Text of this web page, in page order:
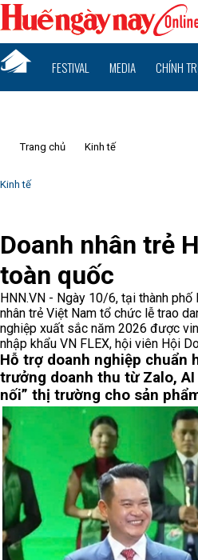
FESTIVAL MEDIA CHÍNH
Trang chủ Kinh tế
Kinh tế
Doanh nhân trẻ
toàn quốc
HNN.VN - Ngày 10/6, tại thành
nhân trẻ Việt Nam tổ chức lễ trao
nghiệp xuất sắc năm 2026 được
nhập khẩu VN FLEX, hội viên Hội
Hỗ trợ doanh nghiệp chuẩn
trưởng doanh thu từ Zalo, AI
nối” thị trường cho sản